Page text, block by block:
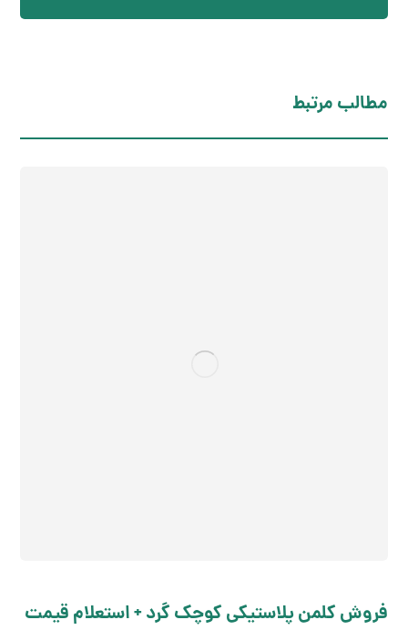
مطالب مرتبط
فروش کلمن پلاستیکی کوچک گرد + استعلام قیمت